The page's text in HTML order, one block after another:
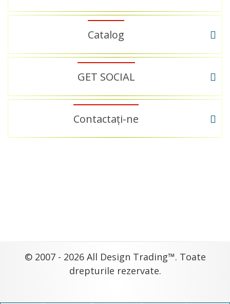
Catalog
GET SOCIAL
Contactați-ne
© 2007 - 2026 All Design Trading™. Toate
drepturile rezervate.